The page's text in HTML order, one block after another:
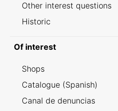
Other interest questions
Historic
Of interest
Shops
Catalogue (Spanish)
Canal de denuncias